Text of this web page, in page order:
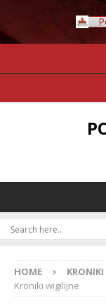
HOME KRONIKI
Kroniki wigilijne